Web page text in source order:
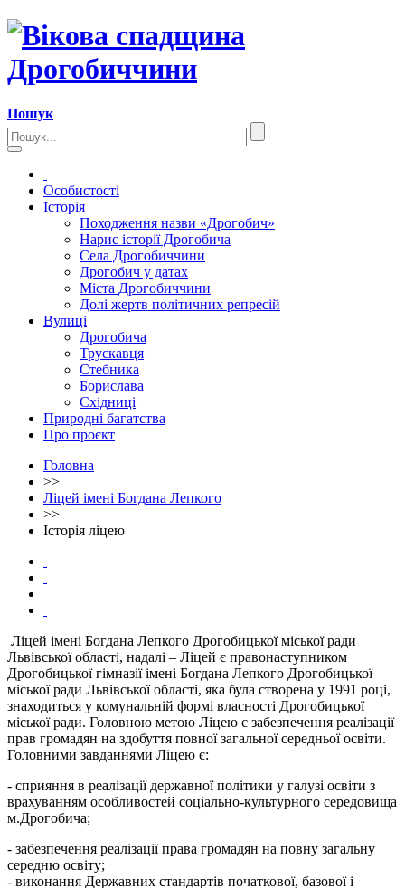
Пошук
Особистості
Історія
Походження назви «Дрогобич»
Нарис історії Дрогобича
Села Дрогобиччини
Дрогобич у датах
Міста Дрогобиччини
Долі жертв політичних репресій
Вулиці
Дрогобича
Трускавця
Стебника
Борислава
Східниці
Природні багатства
Про проєкт
Головна
>>
Ліцей імені Богдана Лепкого
>>
Історія ліцею
Ліцей імені Богдана Лепкого Дрогобицької міської ради
Львівської області, надалі – Ліцей є правонаступником
Дрогобицької гімназії імені Богдана Лепкого Дрогобицької
міської ради Львівської області, яка була створена у 1991 році,
знаходиться у комунальній формі власності Дрогобицької
міської ради. Головною метою Ліцею є забезпечення реалізації
прав громадян на здобуття повної загальної середньої освіти.
Головними завданнями Ліцею є:
- сприяння в реалізації державної політики у галузі освіти з
врахуванням особливостей соціально-культурного середовища
м.Дрогобича;
- забезпечення реалізації права громадян на повну загальну
середню освіту;
- виконання Державних стандартів початкової, базової і